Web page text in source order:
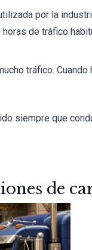
por la
de tráfico
tráfico. Cuando
siempre que
de